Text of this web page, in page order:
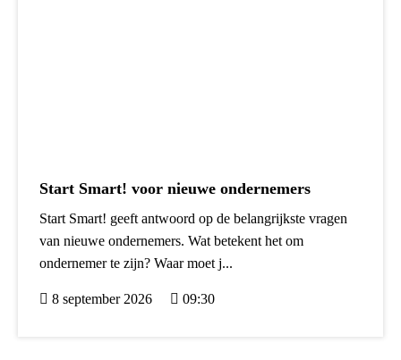
Start Smart! voor nieuwe ondernemers
Start Smart! geeft antwoord op de belangrijkste vragen
van nieuwe ondernemers. Wat betekent het om
ondernemer te zijn? Waar moet j...
8 september 2026 09:30